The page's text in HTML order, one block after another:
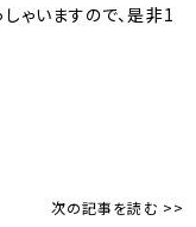
ゃいますので、是非1
次の記事を読む >>